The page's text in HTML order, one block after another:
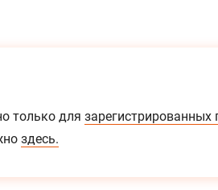
только для зарегистрированных
здесь.